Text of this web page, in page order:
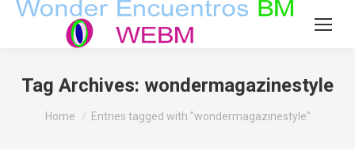
Tag Archives: wondermagazinestyle
You are here:
Home Entries tagged with "wondermagazinestyle"